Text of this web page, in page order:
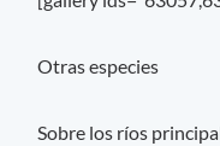
Otras especies
Sobre los ríos